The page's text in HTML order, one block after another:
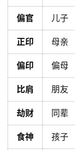
首
页
黄
历
占
偏官 儿子
正印 母亲
偏印 偏母
比肩 朋友
劫财 同辈
食神 孩子